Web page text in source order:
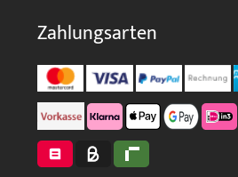
Zahlungsarten